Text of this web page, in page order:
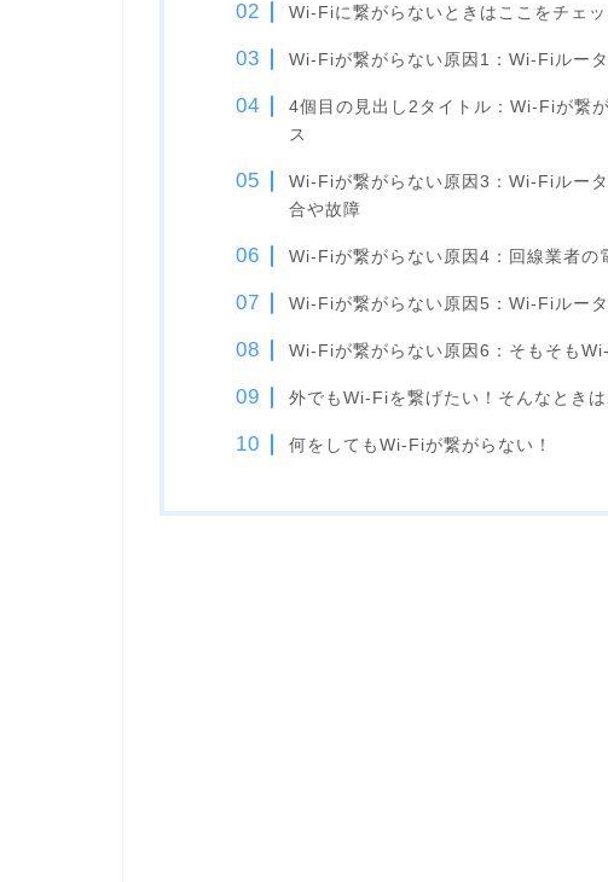
Wi-Fiに繋がらないときはここをチェッ
Wi-Fiが繋がらない原因1：Wi-Fiルー
4個目の見出し2タイトル：Wi-Fiが繋
ス
Wi-Fiが繋がらない原因3：Wi-Fiルー
合や故障
Wi-Fiが繋がらない原因4：回線業者の
Wi-Fiが繋がらない原因5：Wi-Fiルー
Wi-Fiが繋がらない原因6：そもそも
外でもWi-Fiを繋げたい！そんなとき
何をしてもWi-Fiが繋がらない！